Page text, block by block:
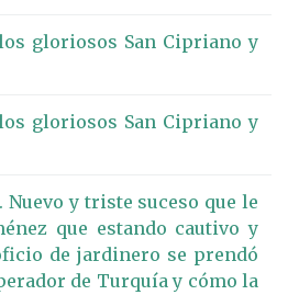
gloriosos San Cipriano y
gloriosos San Cipriano y
Nuevo y triste suceso que le
que estando cautivo y
de jardinero se prendó
de Turquía y cómo la